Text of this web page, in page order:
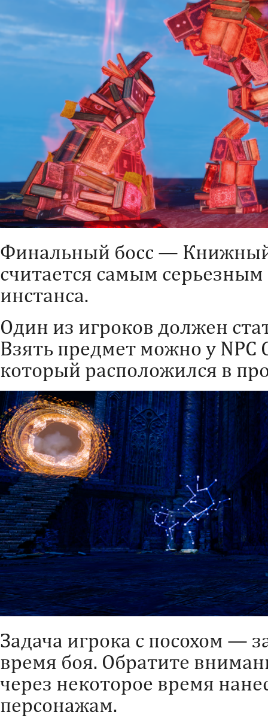
Финальный босс —
считается самым
инстанса.
Один из игроков должен
Взять предмет можно у NPC
который расположился в
Задача игрока с посохом —
время боя. Обратите
через некоторое время
персонажам.